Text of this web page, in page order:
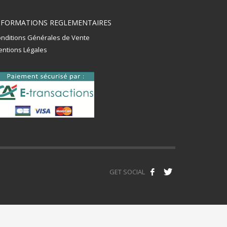
REGLEMENTAIRES
Générales de Vente
Légales
GET SOCIAL